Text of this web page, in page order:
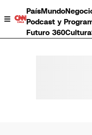
PaísMundo
Podcast y
Futuro 360Cultura